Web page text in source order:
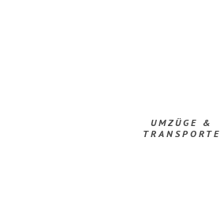
UMZÜGE &
TRANSPORTE